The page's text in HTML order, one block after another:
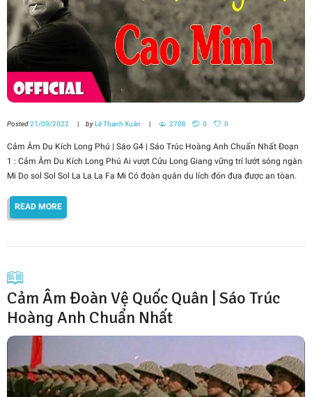
Posted21/09/2022 byLê Thanh Xuân 2708 0 0
Cảm Âm Du Kích Long Phú | Sáo G4 | Sáo Trúc Hoàng Anh Chuẩn Nhất Đoạn
1 : Cảm Âm Du Kích Long Phú Ai vượt Cửu Long Giang vững trí lướt sóng ngàn
Mi Do sol Sol Sol La La La Fa Mi Có đoàn quân du lích đón đưa được an tòan.
READ MORE
Cảm Âm Đoàn Vệ Quốc Quân | Sáo Trúc
Hoàng Anh Chuẩn Nhất